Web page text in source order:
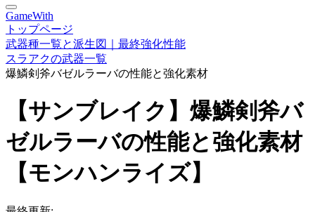
GameWith
トップページ
武器種一覧と派生図｜最終強化性能
スラアクの武器一覧
爆鱗剣斧バゼルラーバの性能と強化素材
【サンブレイク】爆鱗剣斧バ
ゼルラーバの性能と強化素材
【モンハンライズ】